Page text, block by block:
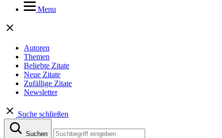
Menu
Autoren
Themen
Beliebte Zitate
Neue Zitate
Zufällige Zitate
Newsletter
Suche schließen
Suchen